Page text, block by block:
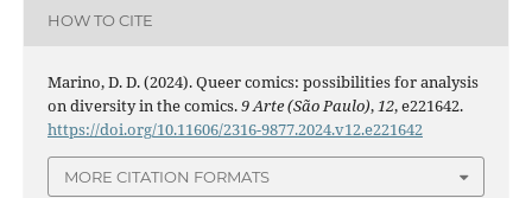
HOW TO CITE
Marino, D. D. (2024). Queer comics: possibilities for analysis
on diversity in the comics.9 Arte (São Paulo), 12, e221642.
https://doi.org/10.11606/2316-9877.2024.v12.e221642
MORE CITATION FORMATS